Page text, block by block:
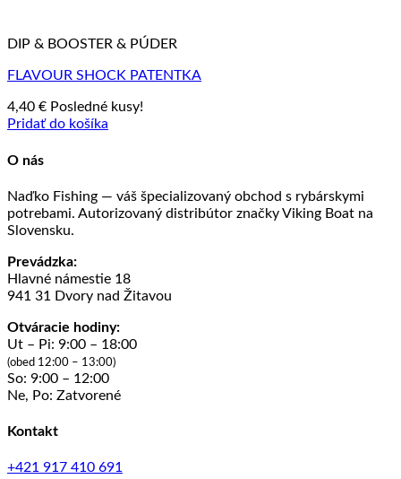
DIP & BOOSTER & PÚDER
FLAVOUR SHOCK PATENTKA
4,40 € Posledné kusy!
Pridať do košíka
O nás
Naďko Fishing — váš špecializovaný obchod s rybárskymi
potrebami. Autorizovaný distribútor značky Viking Boat na
Slovensku.
Prevádzka:
Hlavné námestie 18
941 31 Dvory nad Žitavou
Otváracie hodiny:
Ut – Pi: 9:00 – 18:00
(obed 12:00 – 13:00)
So: 9:00 – 12:00
Ne, Po: Zatvorené
Kontakt
+421 917 410 691